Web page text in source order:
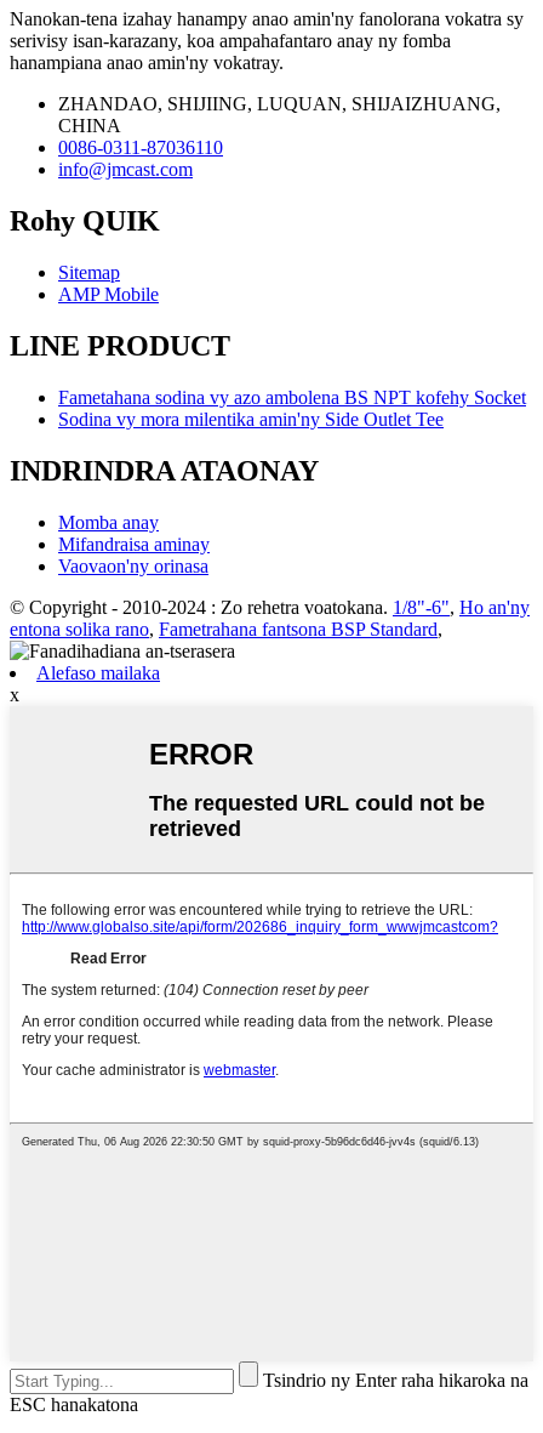
Nanokan-tena izahay hanampy anao amin'ny fanolorana vokatra sy
serivisy isan-karazany, koa ampahafantaro anay ny fomba
hanampiana anao amin'ny vokatray.
ZHANDAO, SHIJIING, LUQUAN, SHIJAIZHUANG,
CHINA
0086-0311-87036110
info@jmcast.com
Rohy QUIK
Sitemap
AMP Mobile
LINE PRODUCT
Fametahana sodina vy azo ambolena BS NPT kofehy Socket
Sodina vy mora milentika amin'ny Side Outlet Tee
INDRINDRA ATAONAY
Momba anay
Mifandraisa aminay
Vaovaon'ny orinasa
© Copyright - 2010-2024 : Zo rehetra voatokana. 1/8"-6", Ho an'ny
entona solika rano, Fametrahana fantsona BSP Standard,
Alefaso mailaka
x
Tsindrio ny Enter raha hikaroka na
ESC hanakatona